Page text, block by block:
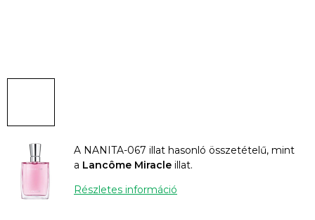
A NANITA-067 illat hasonló összetételű, mint
a Lancôme Miracle illat.
Részletes információ